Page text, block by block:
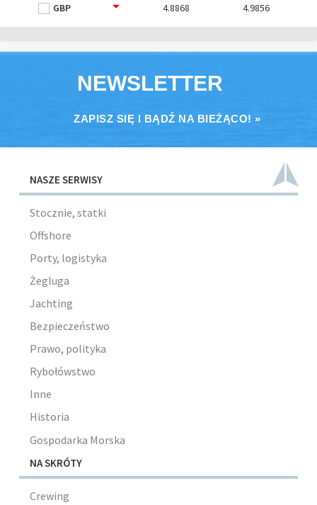
GBP
4.8868 4.9856
NEWSLETTER
ZAPISZ SIĘ I BĄDŹ NA BIEŻĄCO! »
NASZE SERWISY
Stocznie, statki
Offshore
Porty, logistyka
Żegluga
Jachting
Bezpieczeństwo
Prawo, polityka
Rybołówstwo
Inne
Historia
Gospodarka Morska
NA SKRÓTY
Crewing